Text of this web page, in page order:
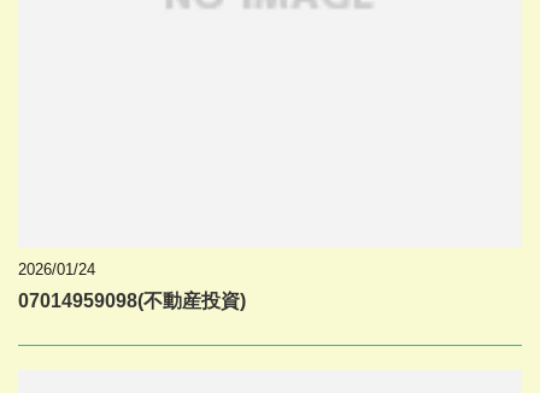
2026/01/24
07014959098(不動産投資)